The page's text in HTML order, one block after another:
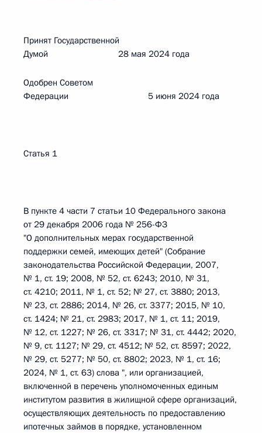
Принят Государственной
Думой 28 мая 2024 года
Одобрен Советом
Федерации 5 июня 2024 года
Статья 1
В пункте 4 части 7 статьи 10 Федерального закона
от 29 декабря 2006 года № 256-ФЗ
"О дополнительных мерах государственной
поддержки семей, имеющих детей" (Собрание
законодательства Российской Федерации, 2007,
№ 1, ст. 19; 2008, № 52, ст. 6243; 2010, № 31,
ст. 4210; 2011, № 1, ст. 52; № 27, ст. 3880; 2013,
№ 23, ст. 2886; 2014, № 26, ст. 3377; 2015, № 10,
ст. 1424; № 21, ст. 2983; 2017, № 1, ст. 11; 2019,
№ 12, ст. 1227; № 26, ст. 3317; № 31, ст. 4442; 2020,
№ 9, ст. 1127; № 29, ст. 4512; № 52, ст. 8597; 2022,
№ 29, ст. 5277; № 50, ст. 8802; 2023, № 1, ст. 16;
2024, № 1, ст. 63) слова ", или организацией,
включенной в перечень уполномоченных единым
институтом развития в жилищной сфере организаций,
осуществляющих деятельность по предоставлению
ипотечных займов в порядке, установленном